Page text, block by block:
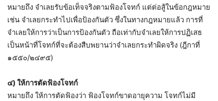
หมายถึง จำเลยรับข้อเท็จจริงตามฟ้องโจทก์ แต่ต่อสู้ในข้อกฎหมาย
เช่น จำเลยกระทำไปเพื่อป้องกันตัว ซึ่งในทางกฎหมายแล้ว การที่
จำเลยให้การว่าเป็นการป้องกันตัว ถือเท่ากับจำเลยให้การปฏิเสธ
เป็นหน้าที่โจทก์ที่จะต้องสืบพยานว่าจำเลยกระทำผิดจริง (ฎีกาที่
๑๕๕๐/๒๔๙๕)
๔) ให้การตัดฟ้องโจทก์
หมายถึง ให้การตัดฟ้องว่า ฟ้องโจทก์ขาดอายุความ โจทก์ไม่มี